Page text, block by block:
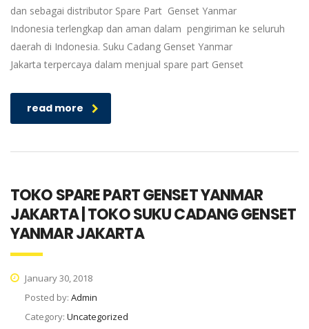
dan sebagai distributor Spare Part Genset Yanmar
Indonesia terlengkap dan aman dalam pengiriman ke seluruh
daerah di Indonesia. Suku Cadang Genset Yanmar
Jakarta terpercaya dalam menjual spare part Genset
read more
TOKO SPARE PART GENSET YANMAR
JAKARTA | TOKO SUKU CADANG GENSET
YANMAR JAKARTA
January 30, 2018
Posted by: Admin
Category: Uncategorized